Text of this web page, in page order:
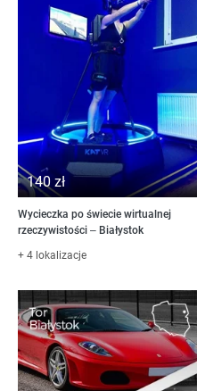
140 zł
Wycieczka po świecie wirtualnej
rzeczywistości – Białystok
+ 4 lokalizacje